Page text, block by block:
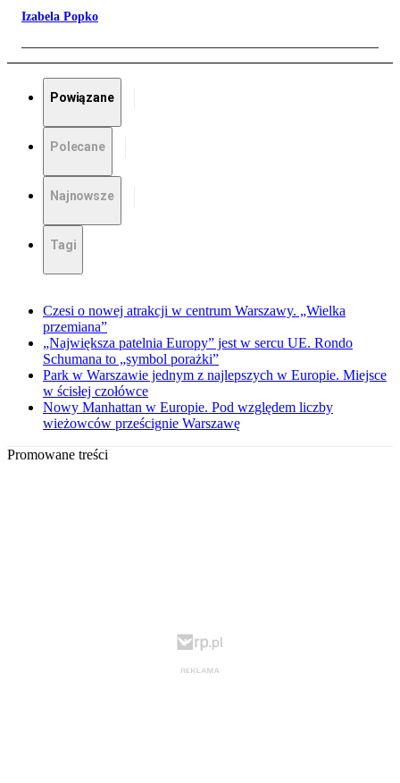
Izabela Popko
Powiązane
Polecane
Najnowsze
Tagi
Czesi o nowej atrakcji w centrum Warszawy. „Wielka
przemiana”
„Największa patelnia Europy” jest w sercu UE. Rondo
Schumana to „symbol porażki”
Park w Warszawie jednym z najlepszych w Europie. Miejsce
w ścisłej czołówce
Nowy Manhattan w Europie. Pod względem liczby
wieżowców prześcignie Warszawę
Promowane treści